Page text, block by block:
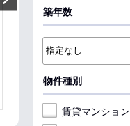
1ヶ月
鹿島神宮駅 徒歩131分
ペット可
築年数
物件種別
賃貸マンション